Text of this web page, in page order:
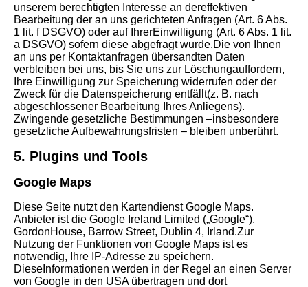
unserem berechtigten Interesse an dereffektiven
Bearbeitung der an uns gerichteten Anfragen (Art. 6 Abs.
1 lit. f DSGVO) oder auf IhrerEinwilligung (Art. 6 Abs. 1 lit.
a DSGVO) sofern diese abgefragt wurde.Die von Ihnen
an uns per Kontaktanfragen übersandten Daten
verbleiben bei uns, bis Sie uns zur Löschungauffordern,
Ihre Einwilligung zur Speicherung widerrufen oder der
Zweck für die Datenspeicherung entfällt(z. B. nach
abgeschlossener Bearbeitung Ihres Anliegens).
Zwingende gesetzliche Bestimmungen –insbesondere
gesetzliche Aufbewahrungsfristen – bleiben unberührt.
5. Plugins und Tools
Google Maps
Diese Seite nutzt den Kartendienst Google Maps.
Anbieter ist die Google Ireland Limited („Google“),
GordonHouse, Barrow Street, Dublin 4, Irland.Zur
Nutzung der Funktionen von Google Maps ist es
notwendig, Ihre IP-Adresse zu speichern.
DieseInformationen werden in der Regel an einen Server
von Google in den USA übertragen und dort